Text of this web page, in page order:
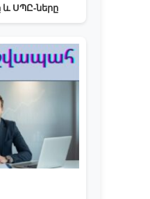
ՍՊԸ-ները